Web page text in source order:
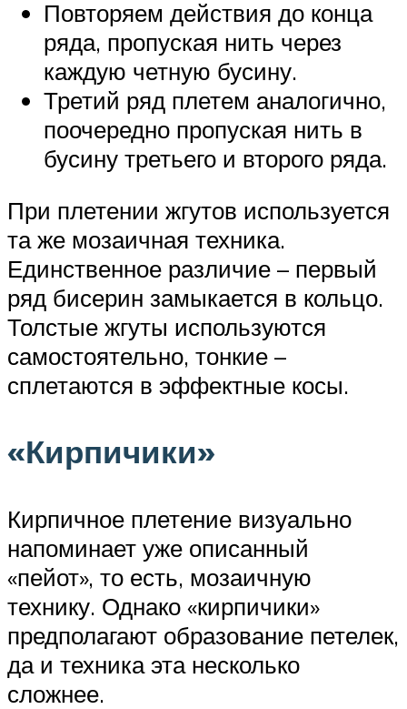
Повторяем действия до конца
ряда, пропуская нить через
каждую четную бусину.
Третий ряд плетем аналогично,
поочередно пропуская нить в
бусину третьего и второго ряда.
При плетении жгутов используется
та же мозаичная техника.
Единственное различие – первый
ряд бисерин замыкается в кольцо.
Толстые жгуты используются
самостоятельно, тонкие –
сплетаются в эффектные косы.
«Кирпичики»
Кирпичное плетение визуально
напоминает уже описанный
«пейот», то есть, мозаичную
технику. Однако «кирпичики»
предполагают образование петелек,
да и техника эта несколько
сложнее.